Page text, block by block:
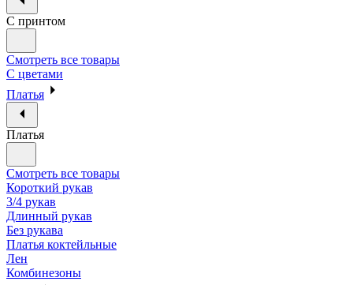
С принтом
Смотреть все товары
С цветами
Платья
Платья
Смотреть все товары
Короткий рукав
3/4 рукав
Длинный рукав
Без рукава
Платья коктейльные
Лен
Комбинезоны